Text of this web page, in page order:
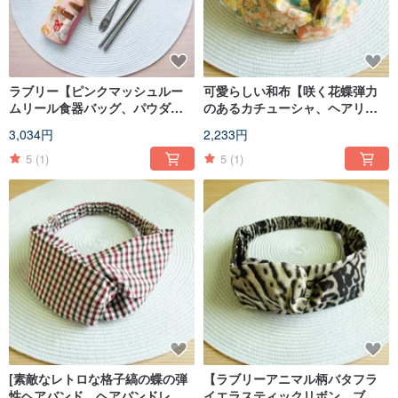
ラブリー【ピンクマッシュルー
ムリール食器バッグ、パウダ
【防水内部】
3,034円
5 (1)
可愛らしい和布【咲く花蝶弾力
のあるカチューシャ、ヘアリン
2,233円
5 (1)
[素敵なレトロな格子縞の蝶の弾
【ラブリーアニマル柄バタフラ